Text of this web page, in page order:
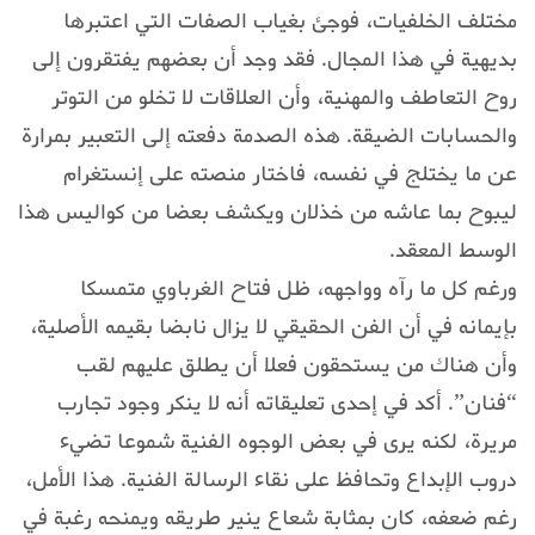
مختلف الخلفيات، فوجئ بغياب الصفات التي اعتبرها
بديهية في هذا المجال. فقد وجد أن بعضهم يفتقرون إلى
روح التعاطف والمهنية، وأن العلاقات لا تخلو من التوتر
والحسابات الضيقة. هذه الصدمة دفعته إلى التعبير بمرارة
عن ما يختلج في نفسه، فاختار منصته على إنستغرام
ليبوح بما عاشه من خذلان ويكشف بعضا من كواليس هذا
الوسط المعقد.
ورغم كل ما رآه وواجهه، ظل فتاح الغرباوي متمسكا
بإيمانه في أن الفن الحقيقي لا يزال نابضا بقيمه الأصلية،
وأن هناك من يستحقون فعلا أن يطلق عليهم لقب
“فنان”. أكد في إحدى تعليقاته أنه لا ينكر وجود تجارب
مريرة، لكنه يرى في بعض الوجوه الفنية شموعا تضيء
دروب الإبداع وتحافظ على نقاء الرسالة الفنية. هذا الأمل،
رغم ضعفه، كان بمثابة شعاع ينير طريقه ويمنحه رغبة في